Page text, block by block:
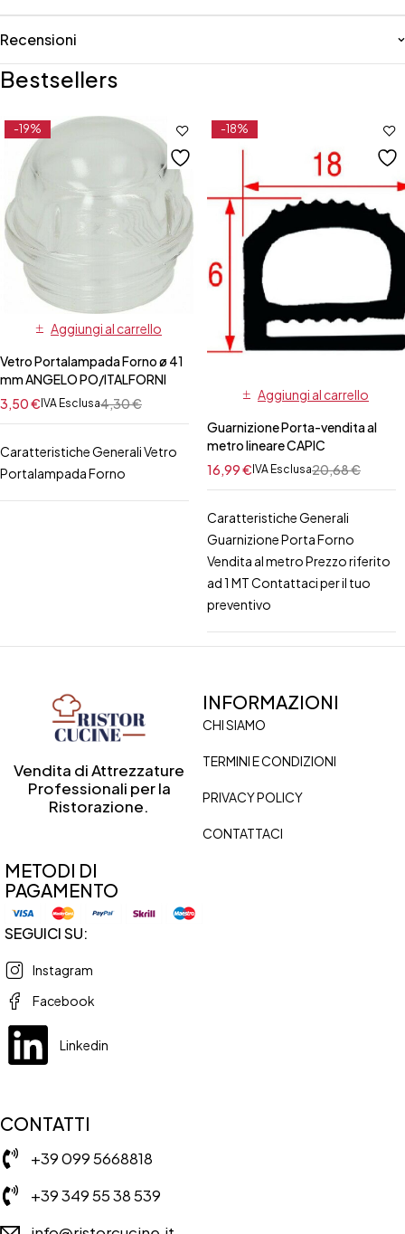
Recensioni
Bestsellers
-19%
Aggiungi al carrello
Vetro Portalampada Forno ø 41
mm ANGELO PO/ITALFORNI
4,30€
3,50€ IVA Esclusa
Caratteristiche Generali Vetro
Portalampada Forno
-18%
Aggiungi al carrello
Guarnizione Porta-vendita al
metro lineare CAPIC
20,68€
16,99€IVA Esclusa
Caratteristiche Generali
Guarnizione Porta Forno
Vendita al metro Prezzo riferito
ad 1 MT Contattaci per il tuo
preventivo
Vendita di Attrezzature
Professionali per la
Ristorazione.
INFORMAZIONI
CHI SIAMO
TERMINI E CONDIZIONI
PRIVACY POLICY
CONTATTACI
METODI DI
PAGAMENTO
SEGUICI SU:
Instagram
Facebook
Linkedin
CONTATTI
+39 099 5668818
+39 349 55 38 539